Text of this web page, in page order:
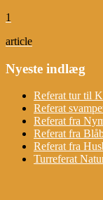
1
article
Nyeste indlæg
Referat tur til
Referat
Referat fra
Referat fra
Referat fra
Turreferat